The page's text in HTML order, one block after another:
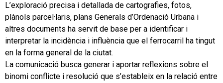
L’exploració precisa i detallada de cartografies, fotos,
plànols parcel·laris, plans Generals d’Ordenació Urbana i
altres documents ha servit de base per a identificar i
interpretar la incidència i influència que el ferrocarril ha tingut
en la forma general de la ciutat.
La comunicació busca generar i aportar reflexions sobre el
binomi conflicte i resolució que s’estableix en la relació entre